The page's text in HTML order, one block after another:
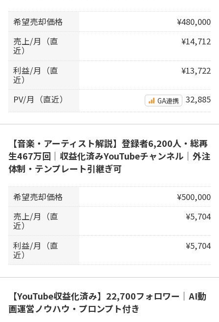
希望売却価格
¥480,000
売上/月（直
近）
¥14,712
利益/月（直
近）
¥13,722
PV/月（直近） GA連携 32,885
【音楽・アーティスト解説】登録者6,200人・総再
生467万回｜収益化済みYouTubeチャンネル｜外注
体制・テンプレート引継ぎ可
希望売却価格
¥500,000
売上/月（直
近）
¥5,704
利益/月（直
近）
¥5,704
【YouTube収益化済み】22,700フォロワー｜AI動
画運営ノウハウ・プロンプト付き